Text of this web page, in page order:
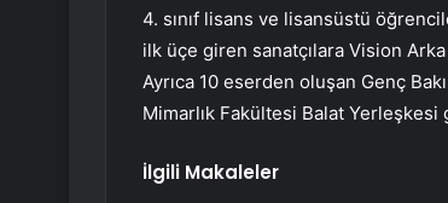
4. sınıf lisans ve lisansüstü
ilk üçe giren sanatçılara Vision
Ayrıca 10 eserden oluşan Genç
Mimarlık Fakültesi Balat
İlgili Makaleler